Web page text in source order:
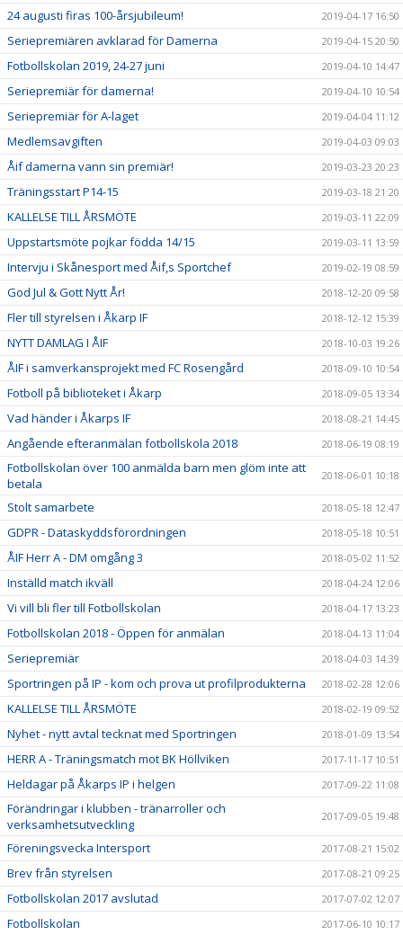
24 augusti firas 100-årsjubileum! 2019-04-17 16:50
Seriepremiären avklarad för Damerna 2019-04-15 20:50
Fotbollskolan 2019, 24-27 juni 2019-04-10 14:47
Seriepremiär för damerna! 2019-04-10 10:54
Seriepremiär för A-laget 2019-04-04 11:12
Medlemsavgiften 2019-04-03 09:03
Åif damerna vann sin premiär! 2019-03-23 20:23
Träningsstart P14-15 2019-03-18 21:20
KALLELSE TILL ÅRSMÖTE 2019-03-11 22:09
Uppstartsmöte pojkar födda 14/15 2019-03-11 13:59
Intervju i Skånesport med Åif,s Sportchef 2019-02-19 08:59
God Jul & Gott Nytt År! 2018-12-20 09:58
Fler till styrelsen i Åkarp IF 2018-12-12 15:39
NYTT DAMLAG I ÅIF 2018-10-03 19:26
ÅIF i samverkansprojekt med FC Rosengård 2018-09-10 10:54
Fotboll på biblioteket i Åkarp 2018-09-05 13:34
Vad händer i Åkarps IF 2018-08-21 14:45
Angående efteranmälan fotbollskola 2018 2018-06-19 08:19
Fotbollskolan över 100 anmälda barn men glöm inte att
betala
2018-06-01 10:18
Stolt samarbete 2018-05-18 12:47
GDPR - Dataskyddsförordningen 2018-05-18 10:51
ÅIF Herr A - DM omgång 3 2018-05-02 11:52
Inställd match ikväll 2018-04-24 12:06
Vi vill bli fler till Fotbollskolan 2018-04-17 13:23
Fotbollskolan 2018 - Öppen för anmälan 2018-04-13 11:04
Seriepremiär 2018-04-03 14:39
Sportringen på IP - kom och prova ut profilprodukterna 2018-02-28 12:06
KALLELSE TILL ÅRSMÖTE 2018-02-19 09:52
Nyhet - nytt avtal tecknat med Sportringen 2018-01-09 13:54
HERR A - Träningsmatch mot BK Höllviken 2017-11-17 10:51
Heldagar på Åkarps IP i helgen 2017-09-22 11:08
Förändringar i klubben - tränarroller och
verksamhetsutveckling
2017-09-05 19:48
Föreningsvecka Intersport 2017-08-21 15:02
Brev från styrelsen 2017-08-21 09:25
Fotbollskolan 2017 avslutad 2017-07-02 12:07
Fotbollskolan 2017-06-10 10:17